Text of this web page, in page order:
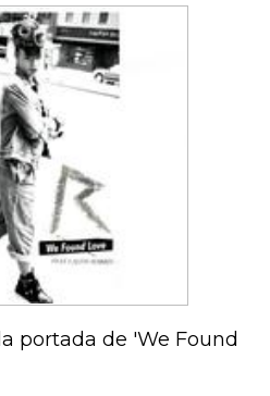
portada de 'We Found